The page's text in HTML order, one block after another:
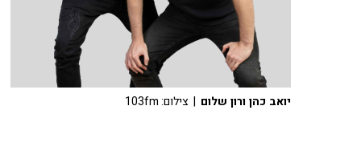
יואב כהן ורון שלום | צילום: 103fm